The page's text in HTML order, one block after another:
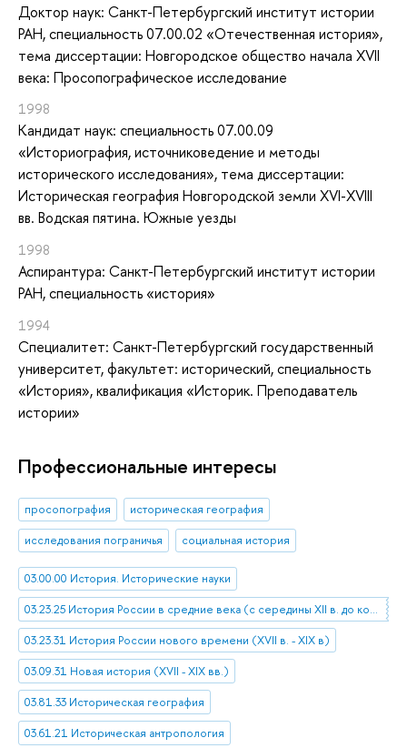
Доктор наук: Санкт-Петербургский институт истории
РАН, специальность 07.00.02 «Отечественная история»,
тема диссертации: Новгородское общество начала XVII
века: Просопографическое исследование
1998
Кандидат наук: специальность 07.00.09
«Историография, источниковедение и методы
исторического исследования», тема диссертации:
Историческая география Новгородской земли XVI-XVIII
вв. Водская пятина. Южные уезды
1998
Аспирантура: Санкт-Петербургский институт истории
РАН, специальность «история»
1994
Специалитет: Санкт-Петербургский государственный
университет, факультет: исторический, специальность
«История», квалификация «Историк. Преподаватель
истории»
Профессиональные интересы
просопография
историческая география
исследования пограничья
социальная история
03.00.00 История. Исторические науки
03.23.25 История России в средние века (с середины XII в. до конца XVI в.)
03.23.31 История России нового времени (XVII в. - XIX в)
03.09.31 Новая история (XVII - XIX вв.)
03.81.33 Историческая география
03.61.21 Историческая антропология